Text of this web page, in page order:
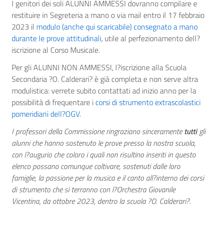
I genitori dei soli ALUNNI AMMESSI dovranno compilare e
restituire in Segreteria a mano o via mail entro il 17 febbraio
2023 il modulo (anche qui scaricabile) consegnato a mano
durante le prove attitudinali, utile al perfezionamento dell?
iscrizione al Corso Musicale.
Per gli ALUNNI NON AMMESSI, l?iscrizione alla Scuola
Secondaria ?O. Calderari? è già completa e non serve altra
modulistica: verrete subito contattati ad inizio anno per la
possibilità di frequentare icorsi di strumento extrascolastici
pomeridiani dell?OGV.
I professori della Commissione ringraziano sinceramentetuttigli
alunni che hanno sostenuto le prove presso la nostra scuola,
con l?augurio che coloro i quali non risultino inseriti in questo
elenco possano comunque coltivare, sostenuti dalle loro
famiglie, la passione per la musica e il canto all?interno dei corsi
di strumento che si terranno con l?Orchestra Giovanile
Vicentina, da ottobre 2023, dentro la scuola ?O. Calderari?.